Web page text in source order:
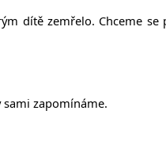
dítě zemřelo. Chceme
sami zapomínáme.